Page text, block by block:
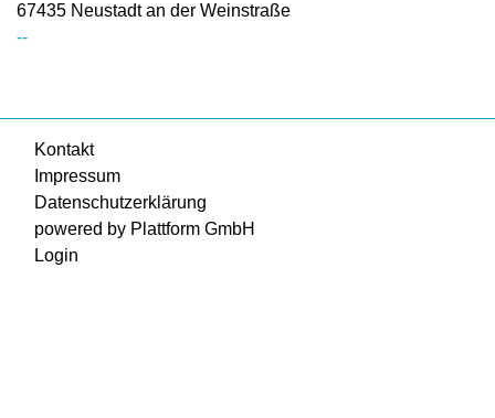
67435 Neustadt an der Weinstraße
--
Kontakt
Impressum
Datenschutzerklärung
powered by Plattform GmbH
Login